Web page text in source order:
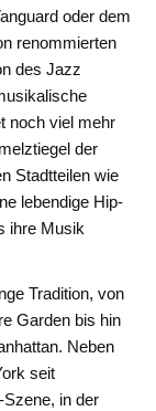
oder dem
renommierten
des Jazz
noch viel mehr
der
Stadtteilen wie
lebendige Hip-
ihre Musik
Tradition, von
Garden bis hin
Neben
seit
in der